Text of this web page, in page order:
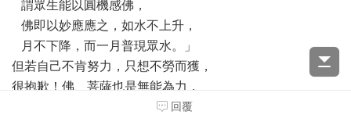
謂眾生能以圓機感佛，
佛即以妙應應之，如水不上升，
月不下降，而一月普現眾水。」
但若自己不肯努力，只想不勞而獲，
很抱歉！佛、菩薩也是無能為力，
因為主導的手，永遠還是操在你自己，並非是別人。
回覆